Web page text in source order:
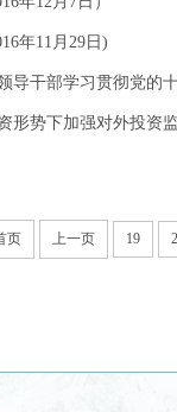
年11月29日)
导干部学习贯彻党的
形势下加强对外投资
页 上一页 19